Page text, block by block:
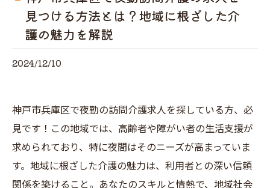
見つける方法とは？地域に根ざした介
護の魅力を解説
2024/12/10
神戸市兵庫区で夜勤の訪問介護求人を探している方、必
見です！この地域では、高齢者や障がい者の生活支援が
求められており、特に夜間はそのニーズが高まっていま
す。地域に根ざした介護の魅力は、利用者との深い信頼
関係を築けること。あなたのスキルと情熱で、地域社会